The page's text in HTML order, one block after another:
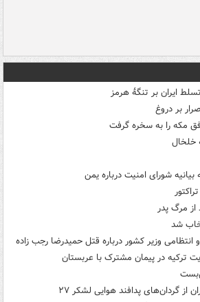
ایران بر تنگۀ هرمز
بر دروغ
مکه را به سخره گرفت
خلخال
شورای امنیت درباره یمن
مرگ پدر
شد
وزیر کشور درباره قتل حمیدرضا رجب زاده
ترکیه در پیمان مشترک با عربستان
از گردان‌های پدافند هوایی لشکر ۲۷